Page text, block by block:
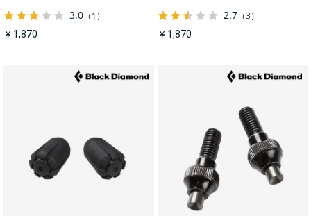
3.0 （1）
￥1,870
2.7（3）
￥1,870